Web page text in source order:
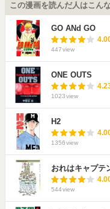
この漫画を読んだ人はこん
GO ANd GO
447view
ONE OUTS
1023view
H2
1356view
おれはキャプテ
544view